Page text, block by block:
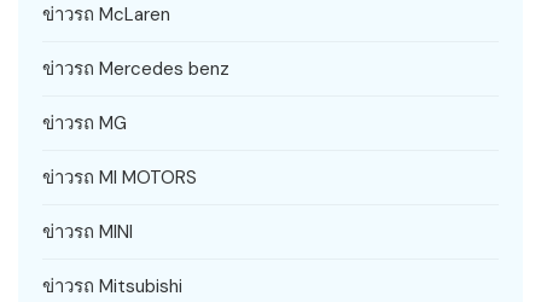
ข่าวรถ McLaren
ข่าวรถ Mercedes benz
ข่าวรถ MG
ข่าวรถ MI MOTORS
ข่าวรถ MINI
ข่าวรถ Mitsubishi